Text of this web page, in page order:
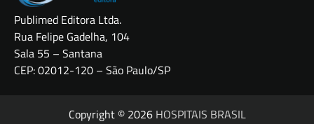
Publimed Editora Ltda.
Rua Felipe Gadelha, 104
Sala 55 – Santana
CEP: 02012-120 – São Paulo/SP
Copyright © 2026 HOSPITAIS BRASIL